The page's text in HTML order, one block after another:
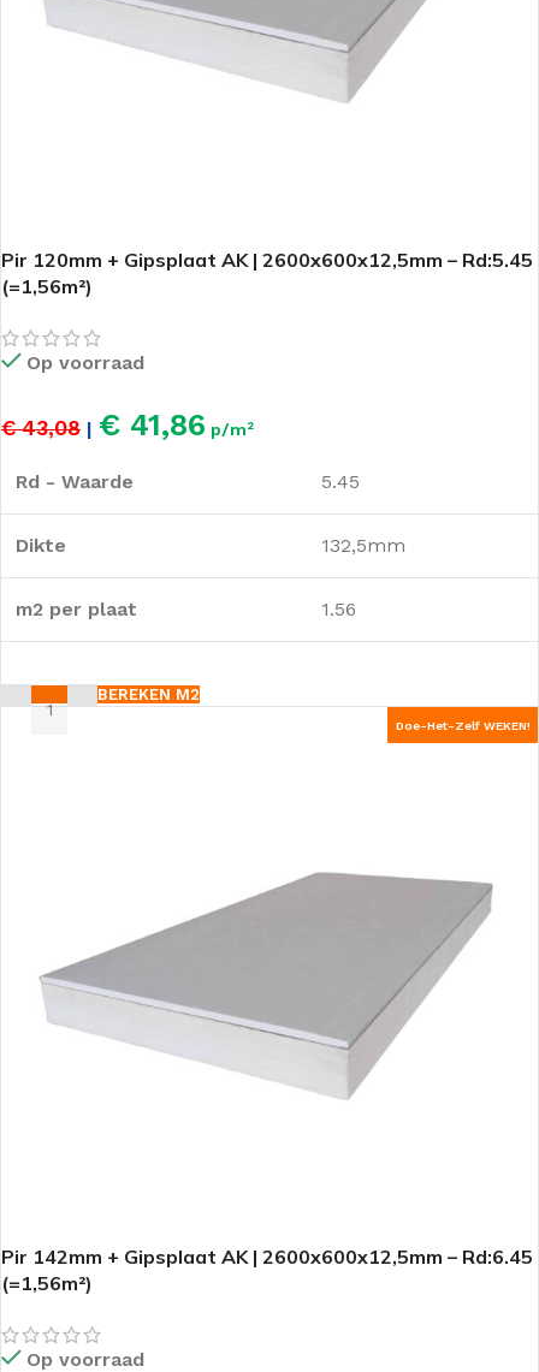
Pir 120mm + Gipsplaat AK | 2600x600x12,5mm – Rd:5.45
(=1,56m²)
Op voorraad
€ 43,08 | € 41,86 p/m²
Rd - Waarde 5.45
Dikte 132,5mm
m2 per plaat 1.56
BEREKEN M2
Doe-Het-Zelf WEKEN!
Pir 142mm + Gipsplaat AK | 2600x600x12,5mm – Rd:6.45
(=1,56m²)
Op voorraad